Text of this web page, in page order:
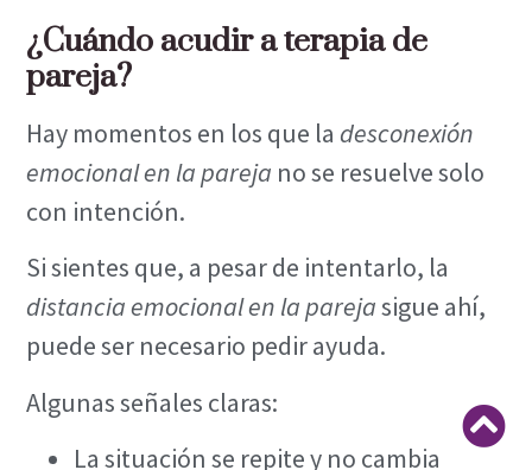
¿Cuándo acudir a terapia de
pareja?
Hay momentos en los que la desconexión
emocional en la pareja no se resuelve solo
con intención.
Si sientes que, a pesar de intentarlo, la
distancia emocional en la parejasigue ahí,
puede ser necesario pedir ayuda.
Algunas señales claras:
La situación se repite y no cambia